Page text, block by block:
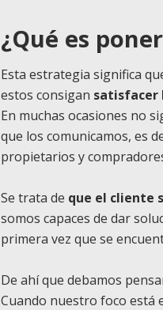
¿Qué es
Esta estrategia significa
estos consigan satisfacer
En muchas ocasiones no
que los comunicamos, es
propietarios y
Se trata de que el cliente
somos capaces de dar
primera vez que se
De ahí que debamos
Cuando nuestro foco está